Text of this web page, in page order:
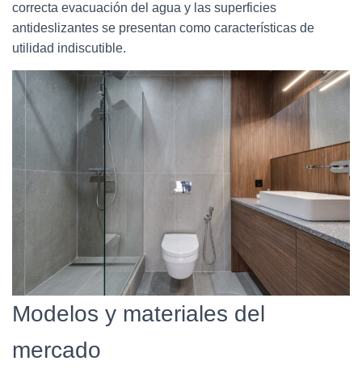
correcta evacuación del agua y las superficies
antideslizantes se presentan como características de
utilidad indiscutible.
Modelos y materiales del
mercado